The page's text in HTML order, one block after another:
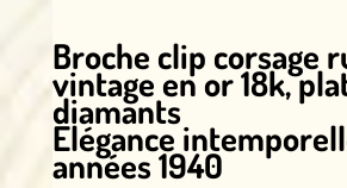
Broche clip corsage
vintage en or 18k,
diamants
Élégance
années 1940